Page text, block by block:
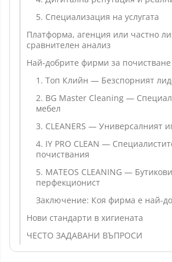
5. Специализация на услугата
Платформа, агенция или частно
сравнителен анализ
Най-добрите фирми за
1. Топ Клийн — Безспорният
2. BG Master Cleaning —
мебел
3. CLEANERS — Универсалният
4. IY PRO CLEAN —
почиствания
5. MATEOS CLEANING —
перфекционист
Заключение: Коя фирма е най-
Нови стандарти в хигиената
ЧЕСТО ЗАДАВАНИ ВЪПРОСИ